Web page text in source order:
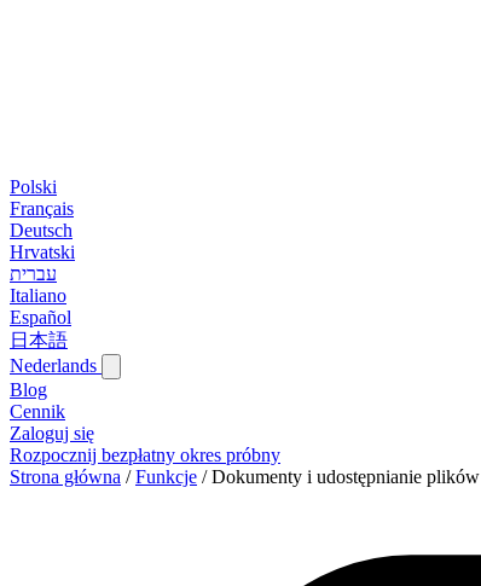
Polski
Français
Deutsch
Hrvatski
עברית
Italiano
Español
日本語
Nederlands
Blog‎
Cennik
Zaloguj się
Rozpocznij bezpłatny okres próbny
Strona główna / Funkcje / Dokumenty i udostępnianie plików